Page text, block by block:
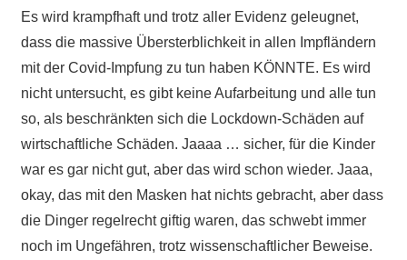
Es wird krampfhaft und trotz aller Evidenz geleugnet,
dass die massive Übersterblichkeit in allen Impfländern
mit der Covid-Impfung zu tun haben KÖNNTE. Es wird
nicht untersucht, es gibt keine Aufarbeitung und alle tun
so, als beschränkten sich die Lockdown-Schäden auf
wirtschaftliche Schäden. Jaaaa … sicher, für die Kinder
war es gar nicht gut, aber das wird schon wieder. Jaaa,
okay, das mit den Masken hat nichts gebracht, aber dass
die Dinger regelrecht giftig waren, das schwebt immer
noch im Ungefähren, trotz wissenschaftlicher Beweise.